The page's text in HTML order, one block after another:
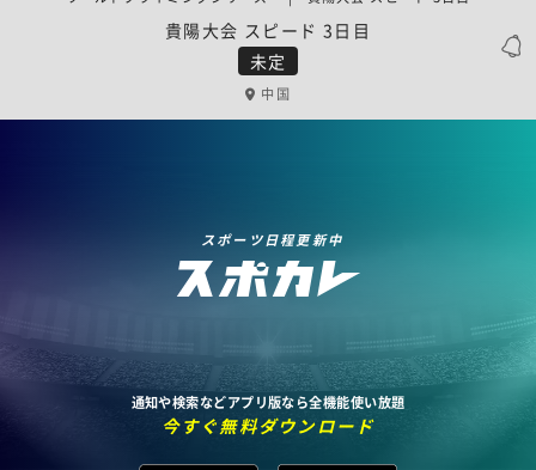
未定
貴陽大会 スピード 3日目
中国
スポーツ日程更新中
通知や検索などアプリ版なら全機能使い放題
今すぐ無料ダウンロード